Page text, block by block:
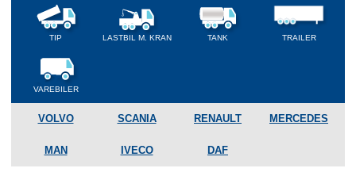
TIP LASTBIL M. KRAN TANK TRAILER
VAREBILER
VOLVO SCANIA RENAULT MERCEDES
MAN IVECO DAF